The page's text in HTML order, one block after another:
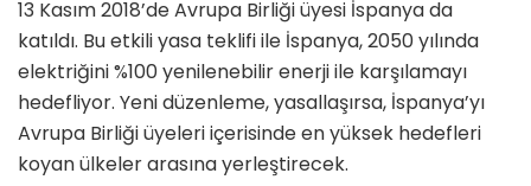
13 Kasım 2018’de Avrupa Birliği üyesi İspanya da
katıldı. Bu etkili yasa teklifi ile İspanya, 2050 yılında
elektriğini %100 yenilenebilir enerji ile karşılamayı
hedefliyor. Yeni düzenleme, yasallaşırsa, İspanya’yı
Avrupa Birliği üyeleri içerisinde en yüksek hedefleri
koyan ülkeler arasına yerleştirecek.